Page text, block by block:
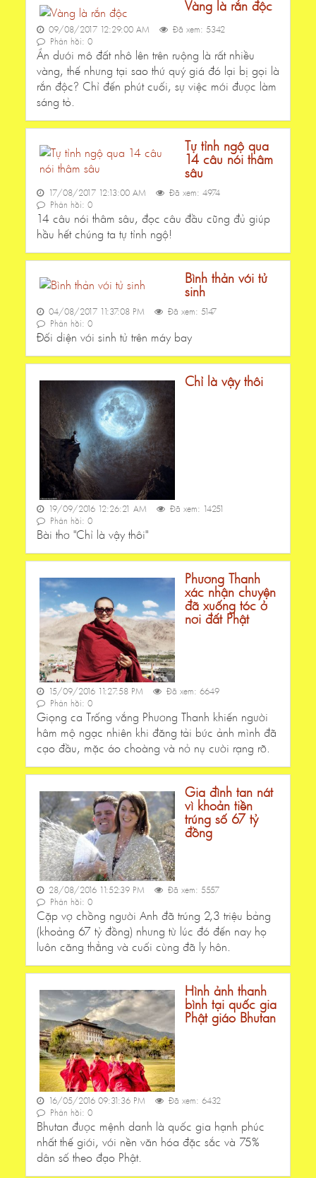
Vàng là rắn độc
09/08/2017 12:29:00 AM
Đã xem: 5342
Phản hồi: 0
Ẩn dưới mô đất nhô lên trên ruộng là rất nhiều
vàng, thế nhưng tại sao thứ quý giá đó lại bị gọi là
rắn độc? Chỉ đến phút cuối, sự việc mới được làm
sáng tỏ.
Tự tỉnh ngộ qua
14 câu nói thâm
sâu
17/08/2017 12:13:00 AM
Đã xem: 4974
Phản hồi: 0
14 câu nói thâm sâu, đọc câu đầu cũng đủ giúp
hầu hết chúng ta tự tỉnh ngộ!
Bình thản với tử
sinh
04/08/2017 11:37:08 PM
Đã xem: 5147
Phản hồi: 0
Đối diện với sinh tử trên máy bay
Chỉ là vậy thôi
19/09/2016 12:26:21 AM
Đã xem: 14251
Phản hồi: 0
Bài thơ "Chỉ là vậy thôi"
Phương Thanh
xác nhận chuyện
đã xuống tóc ở
nơi đất Phật
15/09/2016 11:27:58 PM
Đã xem: 6649
Phản hồi: 0
Giọng ca Trống vắng Phương Thanh khiến người
hâm mộ ngạc nhiên khi đăng tải bức ảnh mình đã
cạo đầu, mặc áo choàng và nở nụ cười rạng rỡ.
Gia đình tan nát
vì khoản tiền
trúng số 67 tỷ
đồng
28/08/2016 11:52:39 PM
Đã xem: 5557
Phản hồi: 0
Cặp vợ chồng người Anh đã trúng 2,3 triệu bảng
(khoảng 67 tỷ đồng) nhưng từ lúc đó đến nay họ
luôn căng thẳng và cuối cùng đã ly hôn.
Hình ảnh thanh
bình tại quốc gia
Phật giáo Bhutan
16/05/2016 09:31:36 PM
Đã xem: 6432
Phản hồi: 0
Bhutan được mệnh danh là quốc gia hạnh phúc
nhất thế giới, với nền văn hóa đặc sắc và 75%
dân số theo đạo Phật.